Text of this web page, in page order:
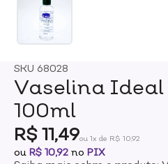
SKU 68028
Vaselina
100ml
R$ 11,49ou 1x de R$ 10,92
ou R$ 10,92 no PIX